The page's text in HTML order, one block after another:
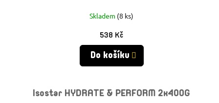
Skladem (8 ks)
538 Kč
Do košíku
Isostar HYDRATE & PERFORM 2x400G